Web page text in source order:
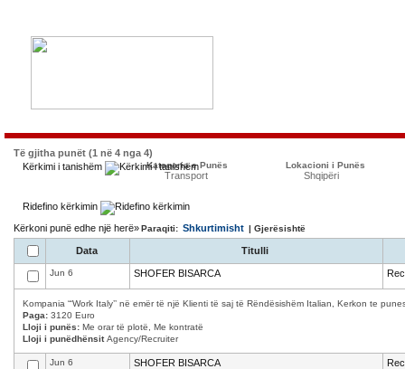
Të gjitha punët (1 në 4 nga 4)
Kërkimi i tanishëm
Kategoria e Punës
Transport
Lokacioni i Punës
Shqipëri
Ridefino kërkimin
Kërkoni punë edhe një herë»Paraqiti: Shkurtimisht | Gjerësishtë
Data Titulli
Jun 6 SHOFER BISARCA
Kompania “‘Work Italy’’ në emër të një Klienti të saj të Rëndësishëm Italian, Kerkon te
Paga: 3120 Euro
Lloji i punës: Me orar të plotë, Me kontratë
Lloji i punëdhënsitAgency/Recruiter
Jun 6 SHOFER BISARCA